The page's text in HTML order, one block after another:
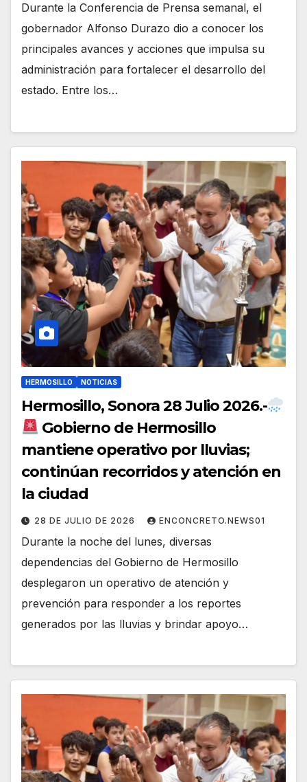
Durante la Conferencia de Prensa semanal, el
gobernador Alfonso Durazo dio a conocer los
principales avances y acciones que impulsa su
administración para fortalecer el desarrollo del
estado. Entre los…
HERMOSILLO NOTICIAS
Hermosillo, Sonora 28 Julio 2026.-
Gobierno de Hermosillo
mantiene operativo por lluvias;
continúan recorridos y atención en
la ciudad
28 DE JULIO DE 2026 ENCONCRETO.NEWS01
Durante la noche del lunes, diversas
dependencias del Gobierno de Hermosillo
desplegaron un operativo de atención y
prevención para responder a los reportes
generados por las lluvias y brindar apoyo…